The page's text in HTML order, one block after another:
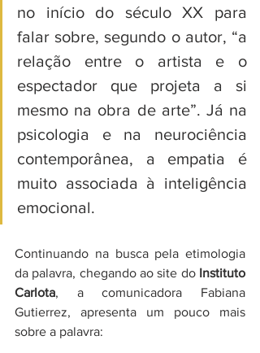
no início do século XX para
falar sobre, segundo o autor, “a
relação entre o artista e o
espectador que projeta a si
mesmo na obra de arte”. Já na
psicologia e na neurociência
contemporânea, a empatia é
muito associada à inteligência
emocional.
Continuando na busca pela etimologia
da palavra, chegando ao site do Instituto
Carlota, a comunicadora Fabiana
Gutierrez, apresenta um pouco mais
sobre a palavra: